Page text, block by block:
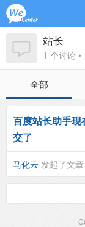
站长
1 个讨论 •
全部
百度站长助手
交了
马化云 发起了文章